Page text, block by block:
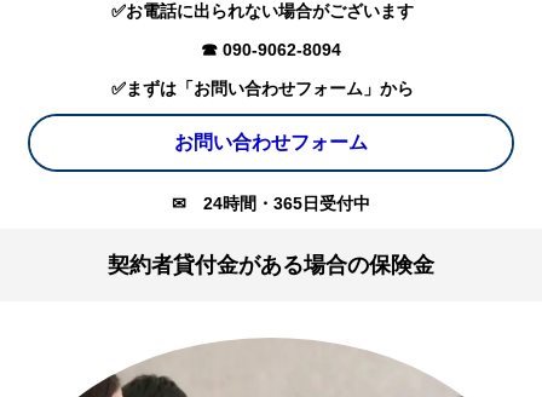
✅お電話に出られない場合がございます
☎ 090-9062-8094
✅まずは「お問い合わせフォーム」から
お問い合わせフォーム
✉ 24時間・365日受付中
契約者貸付金がある場合の保険金